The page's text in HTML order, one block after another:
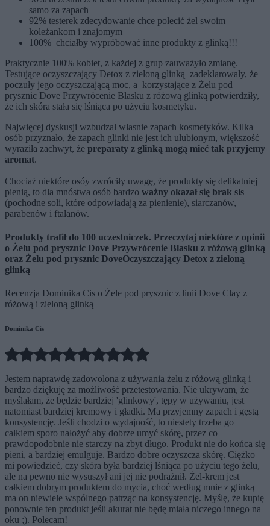
samo za zapach
92% testerek zdecydowanie chce polecić żel swoim
koleżankom i znajomym
100% chciałby wypróbować inne produkty z glinką!!!
Praktycznie 100% kobiet, z każdej z grup zauważyło zmianę.
Testujące oczyszczający Detox z zieloną glinką zadeklarowały, że
poczuły jego oczyszczającą moc, a korzystające z Żelu pod
prysznic Dove Przywrócenie Blasku z różową glinką potwierdziły,
że ich skóra stała się lśniąca po użyciu kosmetyku.
Najwięcej dyskusji wzbudzał własnie zapach kosmetyków. Kilka
osób przyznało, że zapach glinki nie jest ich ulubionym, większość
wyraziła zachwyt, że preparaty z glinką mogą mieć tak przyjemy
aromat.
Chociaż niektóre osóy zwróciły uwagę, że produkty się delikatniej
pienią, to dla mnóstwa osób bardzo ważny okazał się brak sls
(pochodne soli, które odpowiadają za pienienie), siarczanów,
parabenów i ftalanów.
Produkty trafił do 100 uczestniczek. Przeczytaj niektóre z opinii
o Żelu pod prysznic Dove Przywrócenie Blasku z różową glinką
oraz Żelu pod prysznic DoveOczyszczający Detox z zieloną
glinką
Recenzja Dominika Cis o Żele pod prysznic z linii Dove Clay z
różową i zieloną glinką
Dominika Cis
Jestem naprawdę zadowolona z używania żelu z różową glinką i
bardzo dziękuję za możliwość przetestowania. Nie ukrywam, że
myślałam, że będzie bardziej 'glinkowy', tępy w używaniu, jest
natomiast bardziej kremowy i gładki. Ma przyjemny zapach i gęstą
konsystencję. Jeśli chodzi o wydajność, to niestety trzeba go
całkiem sporo nałożyć aby dobrze umyć skórę, przez co
prawdopodobnie nie starczy na zbyt długo. Produkt nie do końca się
pieni, a bardziej emulguje. Bardzo dobre oczyszcza skórę. Ciężko
mi powiedzieć, czy skóra była bardziej lśniąca po użyciu tego żelu,
ale na pewno nie wysuszył ani jej nie podrażnił. Żel-krem jest
całkiem dobrym produktem do mycia, choć według mnie z glinką
ma on niewiele wspólnego patrząc na konsystencję. Myślę, że kupię
ponownie ten produkt jeśli akurat nie będę miała niczego innego na
oku ;). Polecam!